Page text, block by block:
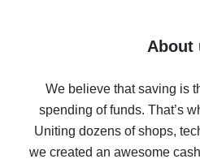
Five ways to get the most
back
10% cash back on
The best cash back on
About
We believe that saving is
spending of funds. That’s
Uniting dozens of shops,
we created an awesome